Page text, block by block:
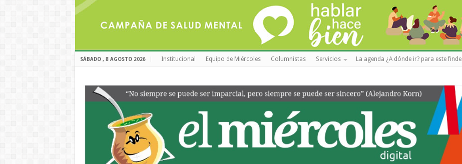
SÁBADO , 8 AGOSTO 2026 Institucional Equipo de Miércoles Columnistas Servicios La agenda ¿A dónde ir? para este finde